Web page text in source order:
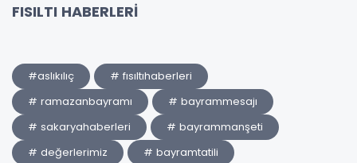
FISILTI HABERLERİ
#aslıkılıç
# fısıltıhaberleri
# ramazanbayramı
# bayrammesajı
# sakaryahaberleri
# bayrammanşeti
# değerlerimiz
# bayramtatili